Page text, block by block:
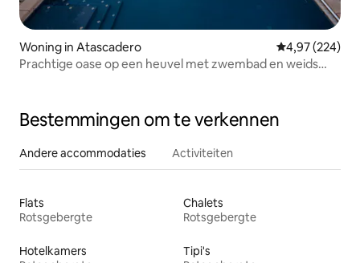
Woning in Atascadero Gemiddelde
4,97 (224)
Prachtige oase op een heuvel met zwembad en weids
Bestemmingen om te verkennen
Andere accommodaties Activiteiten
Flats
Rotsgebergte
Chalets
Rotsgebergte
Hotelkamers
Tipi's